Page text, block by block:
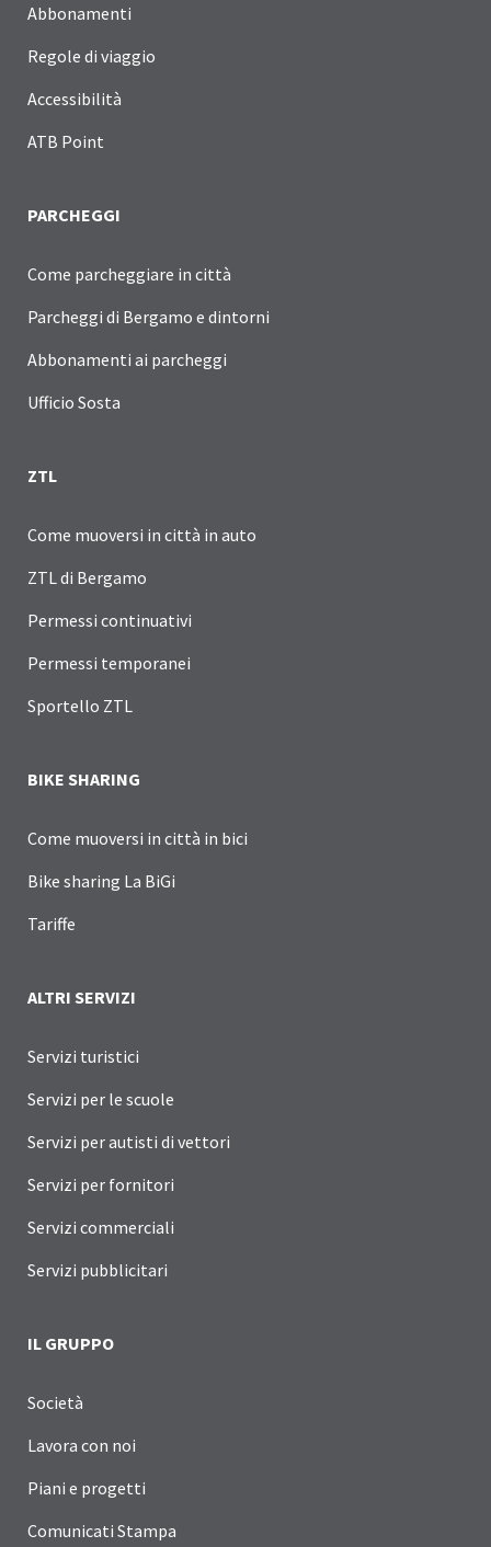
Abbonamenti
Regole di viaggio
Accessibilità
ATB Point
PARCHEGGI
Come parcheggiare in città
Parcheggi di Bergamo e dintorni
Abbonamenti ai parcheggi
Ufficio Sosta
ZTL
Come muoversi in città in auto
ZTL di Bergamo
Permessi continuativi
Permessi temporanei
Sportello ZTL
BIKE SHARING
Come muoversi in città in bici
Bike sharing La BiGi
Tariffe
ALTRI SERVIZI
Servizi turistici
Servizi per le scuole
Servizi per autisti di vettori
Servizi per fornitori
Servizi commerciali
Servizi pubblicitari
IL GRUPPO
Società
Lavora con noi
Piani e progetti
Comunicati Stampa